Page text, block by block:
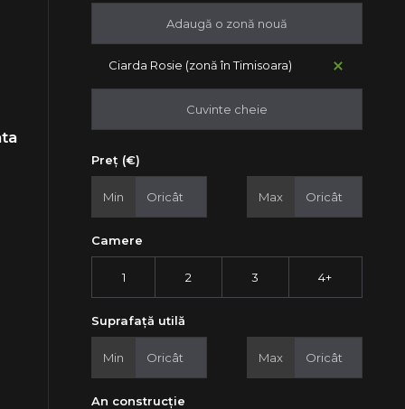
Ciarda Rosie (zonă în Timisoara)
Preț (€)
Min Max
Camere
1 2 3 4+
Suprafață utilă
Min Max
An construcție